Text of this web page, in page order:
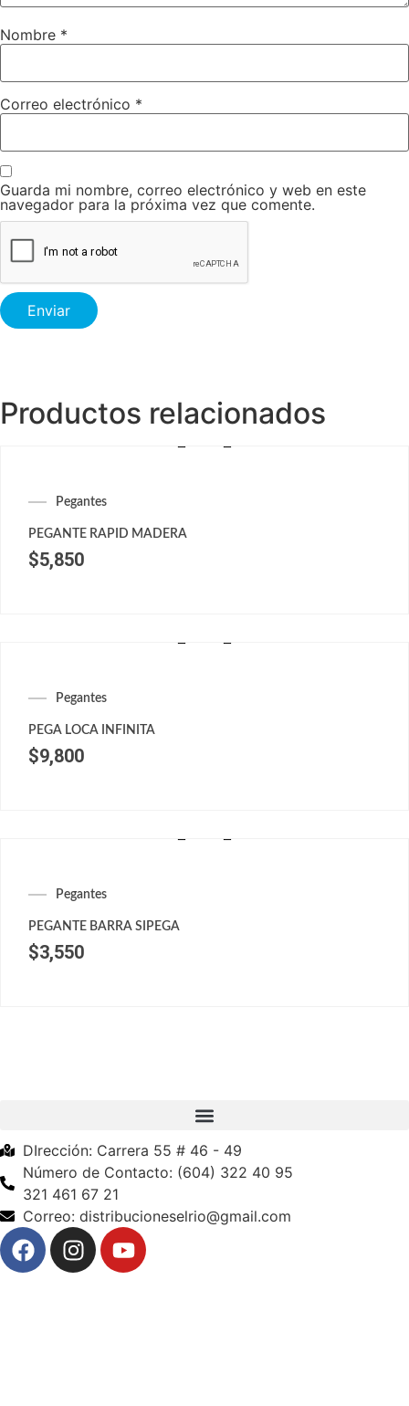
Nombre *
Correo electrónico *
Guarda mi nombre, correo electrónico y web en este
navegador para la próxima vez que comente.
Productos relacionados
Pegantes
PEGANTE RAPID MADERA
$5,850
Pegantes
PEGA LOCA INFINITA
$9,800
Pegantes
PEGANTE BARRA SIPEGA
$3,550
DIrección: Carrera 55 # 46 - 49
Número de Contacto: (604) 322 40 95
321 461 67 21
Correo: distribucioneselrio@gmail.com